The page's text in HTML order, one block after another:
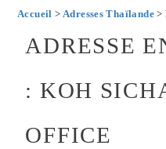
Accueil > Adresses Thaïlande >
ADRESSE
: KOH
OFFICE